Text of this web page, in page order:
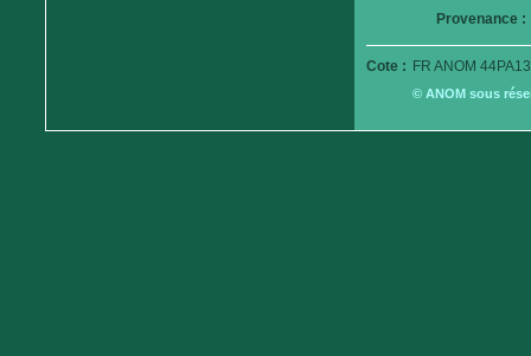
Provenance :
Cote : FR ANOM
© ANOM sous